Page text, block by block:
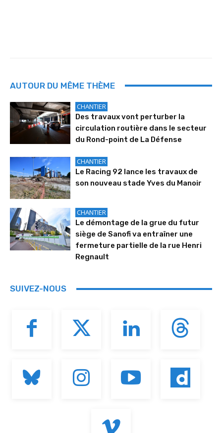
AUTOUR DU MÊME THÈME
CHANTIER
Des travaux vont perturber la
circulation routière dans le secteur
du Rond-point de La Défense
CHANTIER
Le Racing 92 lance les travaux de
son nouveau stade Yves du Manoir
CHANTIER
Le démontage de la grue du futur
siège de Sanofi va entraîner une
fermeture partielle de la rue Henri
Regnault
SUIVEZ-NOUS